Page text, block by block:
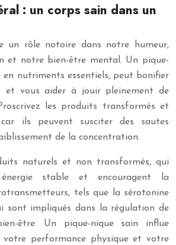
: un corps sain dans un
un rôle notoire dans notre humeur,
et notre bien-être mental. Un pique-
en nutriments essentiels, peut bonifier
et vous aider à jouir pleinement de
les produits transformés et
ils peuvent susciter des sautes
de la concentration.
naturels et non transformés, qui
stable et encouragent la
tels que la sérotonine
sont impliqués dans la régulation de
être. Un pique-nique sain influe
votre performance physique et votre